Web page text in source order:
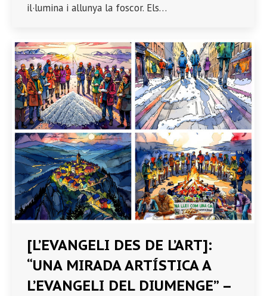
il·lumina i allunya la foscor. Els…
[L’EVANGELI DES DE L’ART]:
“UNA MIRADA ARTÍSTICA A
L’EVANGELI DEL DIUMENGE” –